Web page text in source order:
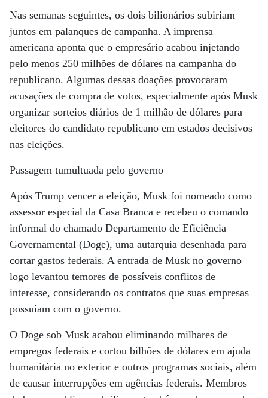
Nas semanas seguintes, os dois bilionários subiriam
juntos em palanques de campanha. A imprensa
americana aponta que o empresário acabou injetando
pelo menos 250 milhões de dólares na campanha do
republicano. Algumas dessas doações provocaram
acusações de compra de votos, especialmente após Musk
organizar sorteios diários de 1 milhão de dólares para
eleitores do candidato republicano em estados decisivos
nas eleições.
Passagem tumultuada pelo governo
Após Trump vencer a eleição, Musk foi nomeado como
assessor especial da Casa Branca e recebeu o comando
informal do chamado Departamento de Eficiência
Governamental (Doge), uma autarquia desenhada para
cortar gastos federais. A entrada de Musk no governo
logo levantou temores de possíveis conflitos de
interesse, considerando os contratos que suas empresas
possuíam com o governo.
O Doge sob Musk acabou eliminando milhares de
empregos federais e cortou bilhões de dólares em ajuda
humanitária no exterior e outros programas sociais, além
de causar interrupções em agências federais. Membros